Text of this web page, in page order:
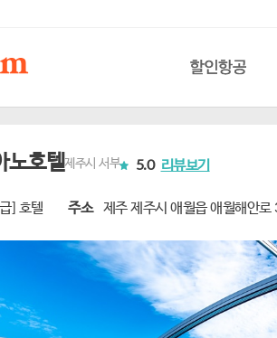
할인항공
노호텔제주시 서부 5.0 리뷰보기
] 호텔 주소 제주 제주시 애월읍 애월해안로